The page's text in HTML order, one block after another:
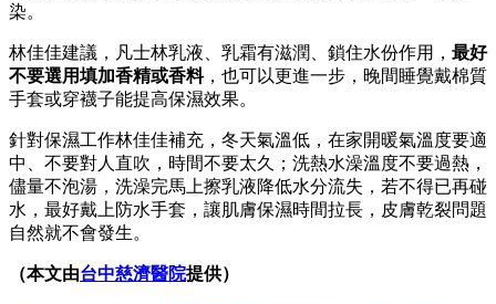
染。
林佳佳建議，凡士林乳液、乳霜有滋潤、鎖住水份作用， 最好
不要選用填加香精或香料，也可以更進一步，晚間睡覺戴棉質
手套或穿襪子能提高保濕效果。
針對保濕工作林佳佳補充，冬天氣溫低，在家開暖氣溫度要適
中、不要對人直吹，時間不要太久；洗熱水澡溫度不要過熱，
儘量不泡湯，洗澡完馬上擦乳液降低水分流失，若不得已再碰
水，最好戴上防水手套，讓肌膚保濕時間拉長，皮膚乾裂問題
自然就不會發生。
（本文由台中慈濟醫院提供）